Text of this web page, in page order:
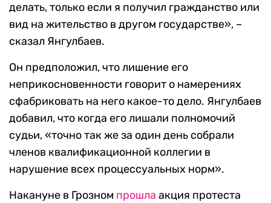
делать, только если я получил гражданство или
вид на жительство в другом государстве», –
сказал Янгулбаев.
Он предположил, что лишение его
неприкосновенности говорит о намерениях
сфабриковать на него какое-то дело. Янгулбаев
добавил, что когда его лишали полномочий
судьи, «точно так же за один день собрали
членов квалификационной коллегии в
нарушение всех процессуальных норм».
Накануне в Грозном прошла акция протеста